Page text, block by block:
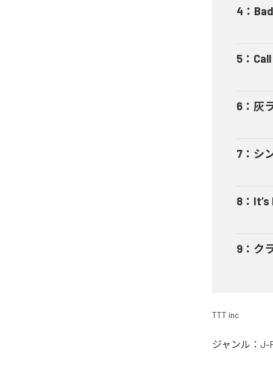
4 ：
5 ：
6 ： 灰
7 ： シ
8 ：
9 ： ク
TTT inc
ジャンル： J-